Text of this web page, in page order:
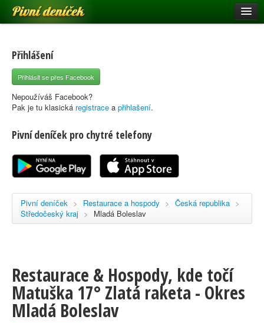
Pivní deníček
Pivní mapa
Pivní značky
Nápověda
Registrace
Přihlášení
Přihlásit se přes Facebook
Nepoužíváš Facebook?
Pak je tu klasická registrace a přihlašení.
Pivní deníček pro chytré telefony
Pivní deníček > Restaurace a hospody > Česká republika >
Středočeský kraj > Mladá Boleslav
Restaurace & Hospody, kde točí
Matuška 17° Zlatá raketa - Okres
Mladá Boleslav